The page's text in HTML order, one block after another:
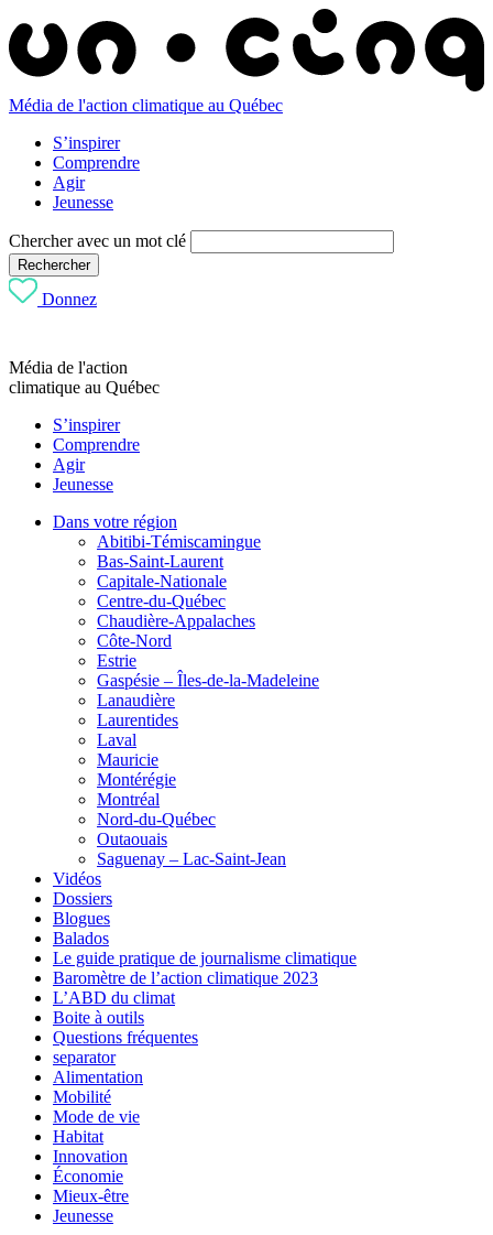
Média de l'action climatique au Québec
S’inspirer
Comprendre
Agir
Jeunesse
Chercher avec un mot clé
Rechercher
Donnez
Média de l'action
climatique au Québec
S’inspirer
Comprendre
Agir
Jeunesse
Dans votre région
Abitibi-Témiscamingue
Bas-Saint-Laurent
Capitale-Nationale
Centre-du-Québec
Chaudière-Appalaches
Côte-Nord
Estrie
Gaspésie – Îles-de-la-Madeleine
Lanaudière
Laurentides
Laval
Mauricie
Montérégie
Montréal
Nord-du-Québec
Outaouais
Saguenay – Lac-Saint-Jean
Vidéos
Dossiers
Blogues
Balados
Le guide pratique de journalisme climatique
Baromètre de l’action climatique 2023
L’ABD du climat
Boite à outils
Questions fréquentes
separator
Alimentation
Mobilité
Mode de vie
Habitat
Innovation
Économie
Mieux-être
Jeunesse